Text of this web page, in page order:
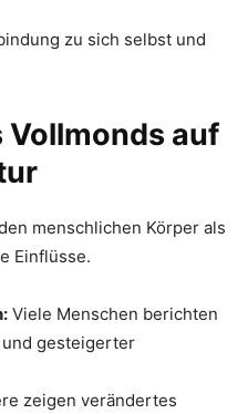
zu sich selbst und
Vollmonds auf
menschlichen Körper als
Einflüsse.
Viele Menschen berichten
gesteigerter
zeigen verändertes